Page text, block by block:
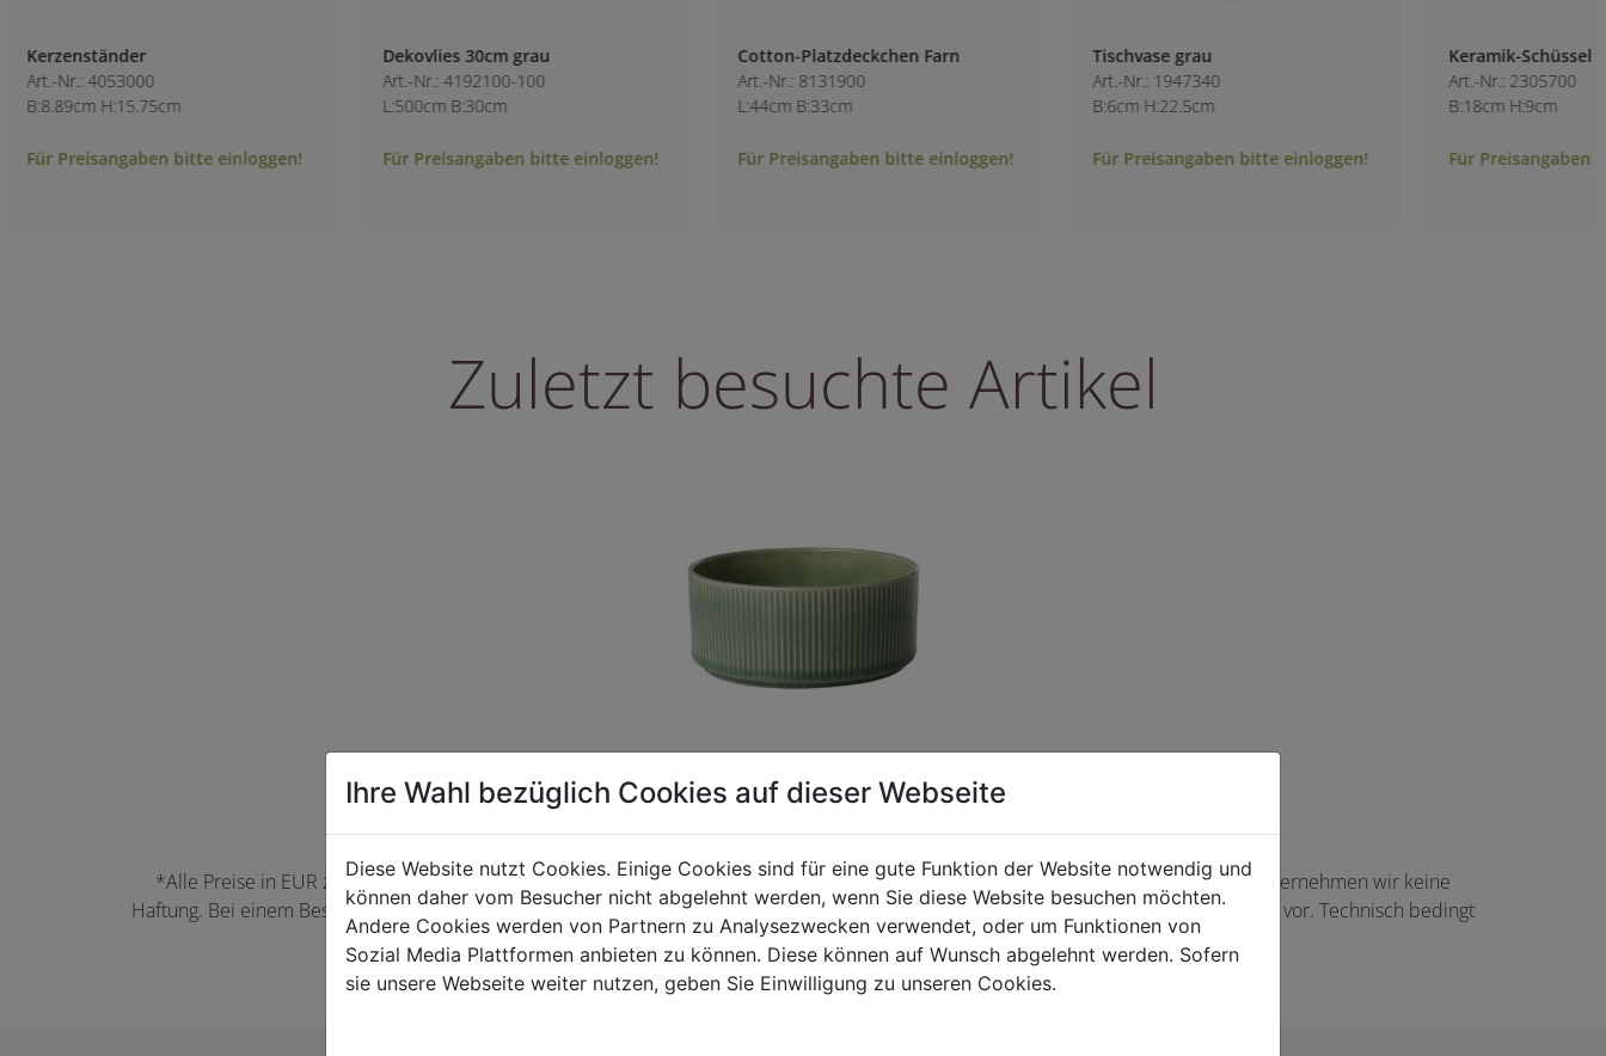
Dekovlies 30cm grau
Art.-Nr.: 4192100-100
L:500cm B:30cm
Für Preisangaben bitte einloggen!
Cotton-Platzdeckchen Farn
Art.-Nr.: 8131900
L:44cm B:33cm
Für Preisangaben bitte einloggen!
Tischvase grau
Art.-Nr.: 1947340
B:6cm H:22.5cm
Für Preisangaben bitte einloggen!
Keramik-Schüssel salbeigrün
Art.-Nr.: 2305700
B:18cm H:9cm
Für Preisangaben bitte einloggen!
Weinglas
Art.-Nr.: 8398800
B:8cm H:15.5cm
Für
Zuletzt besuchte Artikel
*Alle Preise in EUR zzgl. der jeweils gültigen Mehrwertsteuer und Versandkosten. Für Irrtümer und fehlerhaft angezeigte Angaben übernehmen wir keine
Haftung. Bei einem Bestellwert unter 50,00 EUR behalten wir uns die Berechnung eines Mindermengenzuschlags in Höhe von 5,00 EUR vor. Technisch bedingt
können Farbabweichungen zwischen der Bildschirmdarstellung und dem Originalartikel auftreten.
Ihre Wahl bezüglich Cookies auf dieser Webseite
Diese Website nutzt Cookies. Einige Cookies sind für eine gute Funktion der Website notwendig und
können daher vom Besucher nicht abgelehnt werden, wenn Sie diese Website besuchen möchten.
Andere Cookies werden von Partnern zu Analysezwecken verwendet, oder um Funktionen von
Sozial Media Plattformen anbieten zu können. Diese können auf Wunsch abgelehnt werden. Sofern
sie unsere Webseite weiter nutzen, geben Sie Einwilligung zu unseren Cookies.